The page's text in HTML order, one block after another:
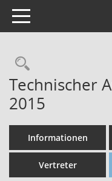
Toggle navigation
Technischer
2015
Informationen
Vertreter